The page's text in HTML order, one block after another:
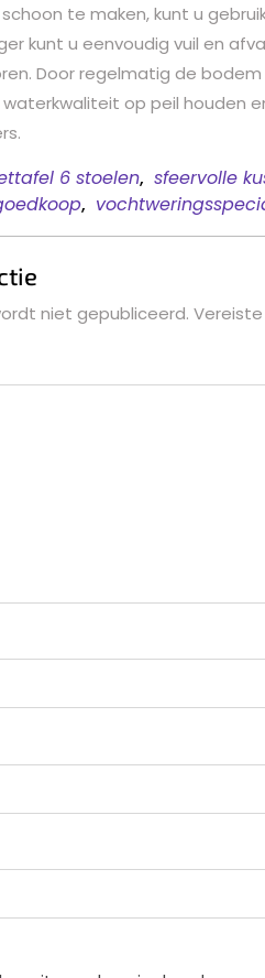
te maken, kunt u
kunt u eenvoudig vuil en
Door regelmatig de
op peil houden
6 stoelen, sfeervolle
,
niet gepubliceerd.